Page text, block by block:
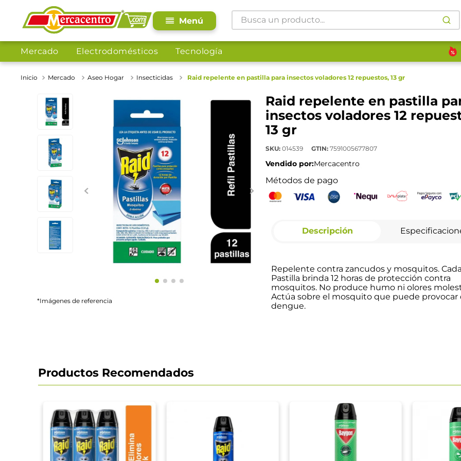
Busca un producto...
Mercado Electrodomésticos Tecnología
Mercado Aseo Hogar Insecticidas Raid repelente en pastilla para insectos voladores 12 repuestos, 13 gr
*Imágenes de referencia
Raid repelente en pastilla
insectos voladores 12
13 gr
SKU: 014539 GTIN: 7591005677807
Vendido por:Mercacentro
Métodos de pago
Descripción
Repelente contra zancudos y mosquitos. Cada
Pastilla brinda 12 horas de protección contra
mosquitos. No produce humo ni olores
Actúa sobre el mosquito que puede provocar
dengue.
Productos Recomendados